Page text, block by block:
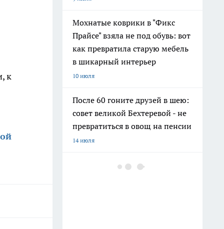
к
Мохнатые коврики в "Фикс
Прайсе" взяла не под обувь: вот
как превратила старую мебель
в шикарный интерьер
10 июля
После 60 гоните друзей в шею:
совет великой Бехтеревой - не
превратиться в овощ на пенсии
14 июля
Гигант с нежной душой: как